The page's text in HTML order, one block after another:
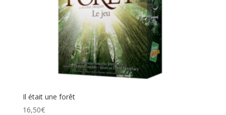
Il était une forêt
16,50€